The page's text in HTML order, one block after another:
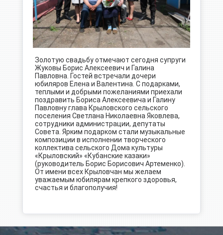
Золотую свадьбу отмечают сегодня супруги
Жуковы Борис Алексеевич и Галина
Павловна. Гостей встречали дочери
юбиляров Елена и Валентина. С подарками,
теплыми и добрыми пожеланиями приехали
поздравить Бориса Алексеевича и Галину
Павловну глава Крыловского сельского
поселения Светлана Николаевна Яковлева,
сотрудники администрации, депутаты
Совета. Ярким подарком стали музыкальные
композиции в исполнении творческого
коллектива сельского Дома культуры
«Крыловский» «Кубанские казаки»
(руководитель Борис Борисович Артеменко).
От имени всех Крыловчан мы желаем
уважаемым юбилярам крепкого здоровья,
счастья и благополучия!